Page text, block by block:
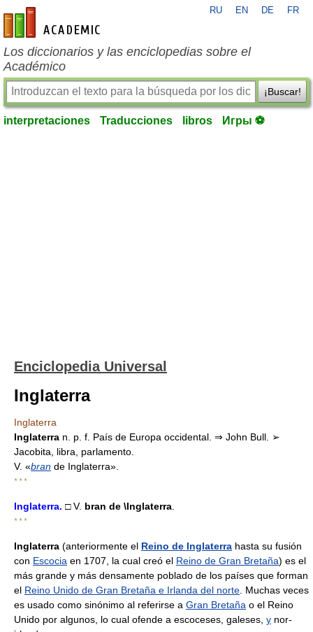
es-academic.com
RU EN DE FR
Los diccionarios y las enciclopedias sobre el
Académico
¡Buscar!
interpretaciones Traducciones libros Игры ⚽
Enciclopedia Universal
Inglaterra
Inglaterra
Inglaterra n. p. f. País de Europa occidental. ⇒ John Bull. ➢
Jacobita, libra, parlamento.
V. «bran de Inglaterra».
* * *
Inglaterra. □ V. bran de \Inglaterra
* * *
Inglaterra (anteriormente el Reino de Inglaterra hasta su fusión
con Escocia en 1707, la cual creó el Reino de Gran Bretaña) es el
más grande y más densamente poblado de los países que forman
el Reino Unido de Gran Bretaña e Irlanda del norte . Muchas veces
es usado como sinónimo al referirse a Gran Bretaña o el Reino
Unido por algunos, lo cual ofende a escoceses, galeses, y nor-